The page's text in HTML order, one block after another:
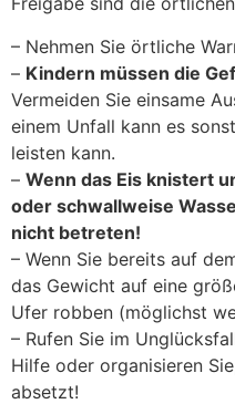
– Nehmen Sie örtliche
– Kindern müssen die
Vermeiden Sie einsame
einem Unfall kann es
leisten kann.
– Wenn das Eis knistert
oder schwallweise
nicht betreten!
– Wenn Sie bereits auf
das Gewicht auf eine
Ufer robben (möglichst
– Rufen Sie im
Hilfe oder organisieren
absetzt!